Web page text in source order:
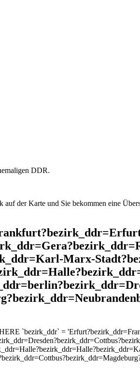
DDR.
der Karte und Sie bekommen eine
Marx-
`bezirk_ddr` =